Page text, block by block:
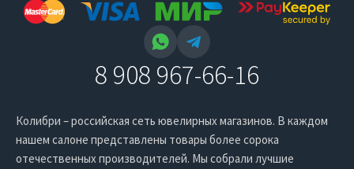
8 908 967-66-16
Колибри – российская сеть ювелирных магазинов. В каждом
нашем салоне представлены товары более сорока
отечественных производителей. Мы собрали лучшие